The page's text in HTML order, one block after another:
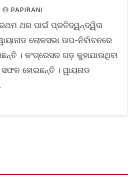
PAPIRANI
ଥର ପାଇଁ ପ୍ରତିଦ୍ୱନ୍ଦ୍ୱିତା
ଲୋକସଭା ଉପ-ନିର୍ବାଚନରେ
। କଂଗ୍ରେସର ଗଡ଼ କୁହାଯାଉଥିବା
ସଫଳ ହୋଇଛନ୍ତି । ୱାୟନାଡ